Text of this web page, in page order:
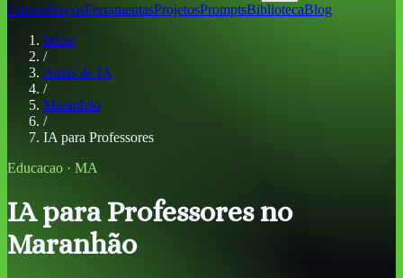
CursosPreçosFerramentasProjetosPromptsBibliotecaBlog
Início
/
Aulas de IA
/
Maranhão
/
IA para Professores
Educacao · MA
IA para Professores no
Maranhão